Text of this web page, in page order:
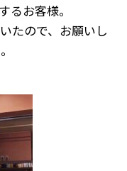
るお客様。
たので、お願いし